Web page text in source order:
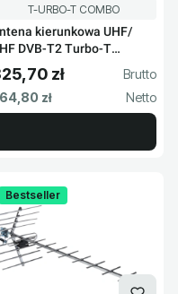
Kod produktu
T-URBO-T COMBO
kierunkowa UHF/
DVB-T2 Turbo-T
brutto
zł
netto
zł
Bestseller